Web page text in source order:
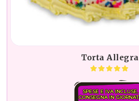
Torta Allegra
SPESE E IVA INCLUSE.
CONSEGNA IN